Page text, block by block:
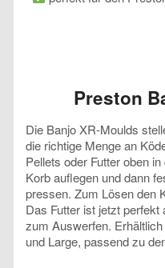
Preston
Die Banjo XR-Moulds
die richtige Menge an
Pellets oder Futter oben
Korb auflegen und dann
pressen. Zum Lösen den
Das Futter ist jetzt
zum Auswerfen.
und Large, passend zu